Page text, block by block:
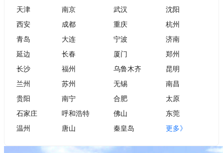
天津
南京 武汉
沈阳
西安
成都 重庆
杭州
青岛
大连 宁波
济南
延边
长春 厦门
郑州
长沙
福州 乌鲁木齐
昆明
兰州
苏州 无锡
南昌
贵阳
南宁 合肥
太原
石家庄
呼和浩特 佛山
东莞
温州
唐山 秦皇岛 更多》